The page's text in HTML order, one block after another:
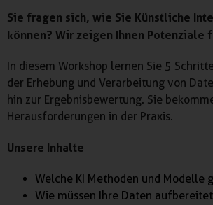
Sie fragen sich, wie Sie Künstliche
können? Wir zeigen Ihnen Potenziale
In diesem Workshop lernen Sie 5
der Erhebung und Verarbeitung von
hin zur Ergebnisbewertung. Sie
Herausforderungen in der Praxis.
Unsere Inhalte
Welche KI Methoden und Modelle
Wie müssen Ihre Daten